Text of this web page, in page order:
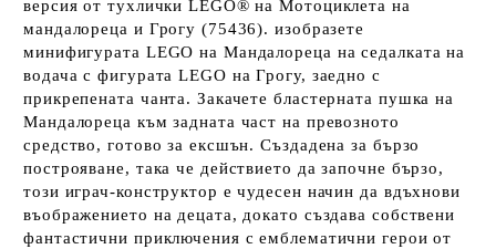
версия от тухлички LEGO® на Мотоциклета на
мандалореца и Грогу (75436). изобразете
минифигурата LEGO на Мандалореца на седалката на
водача с фигурата LEGO на Грогу, заедно с
прикрепената чанта. Закачете бластерната пушка на
Мандалореца към задната част на превозното
средство, готово за ексшън. Създадена за бързо
построяване, така че действието да започне бързо,
този играч-конструктор е чудесен начин да вдъхнови
въображението на децата, докато създава собствени
фантастични приключения с емблематични герои от